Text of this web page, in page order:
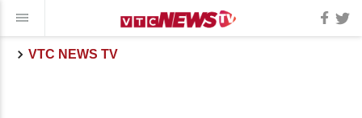
VTC NEWS TV